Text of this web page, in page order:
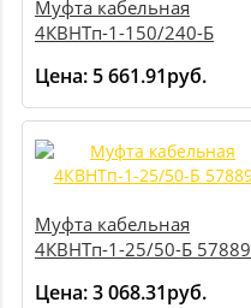
Муфта кабельная
4КВНТп-1-150/240-Б
Цена: 5 661.91руб.
Муфта кабельная
4КВНТп-1-25/50-Б 57889
Цена:3 068.31руб.